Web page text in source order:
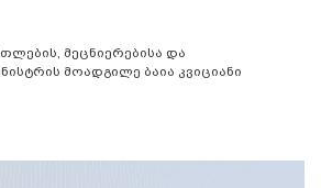
მეცნიერებისა და
მოადგილე ბაია კვიციანი